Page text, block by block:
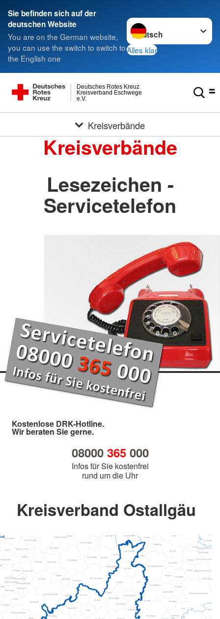
Sie befinden sich auf der
deutschen Website
You are on the German website,
you can use the switch to switch to
the English one
Sprache wechseln zu
Alles klar
e.V.
Kreisverband Eschwege
Deutsches Rotes Kreuz
Kreisverbände
Kreisverbände
Lesezeichen -
Servicetelefon
Kostenlose DRK-Hotline.
Wir beraten Sie gerne.
08000 365000
Infos für Sie kostenfrei
rund um die Uhr
Kreisverband Ostallgäu